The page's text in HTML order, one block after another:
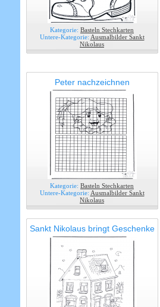
Kategorie: Basteln Stechkarten
Untere-Kategorie: Ausmalbilder Sankt
Nikolaus
Peter nachzeichnen
Kategorie: Basteln Stechkarten
Untere-Kategorie: Ausmalbilder Sankt
Nikolaus
Sankt Nikolaus bringt Geschenke